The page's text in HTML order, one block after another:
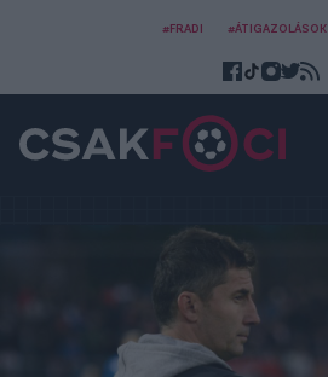
#FRADI #ÁTIGAZOLÁSOK